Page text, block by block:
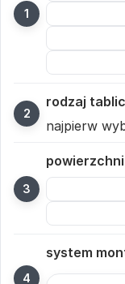
rodzaj
najpierw
system